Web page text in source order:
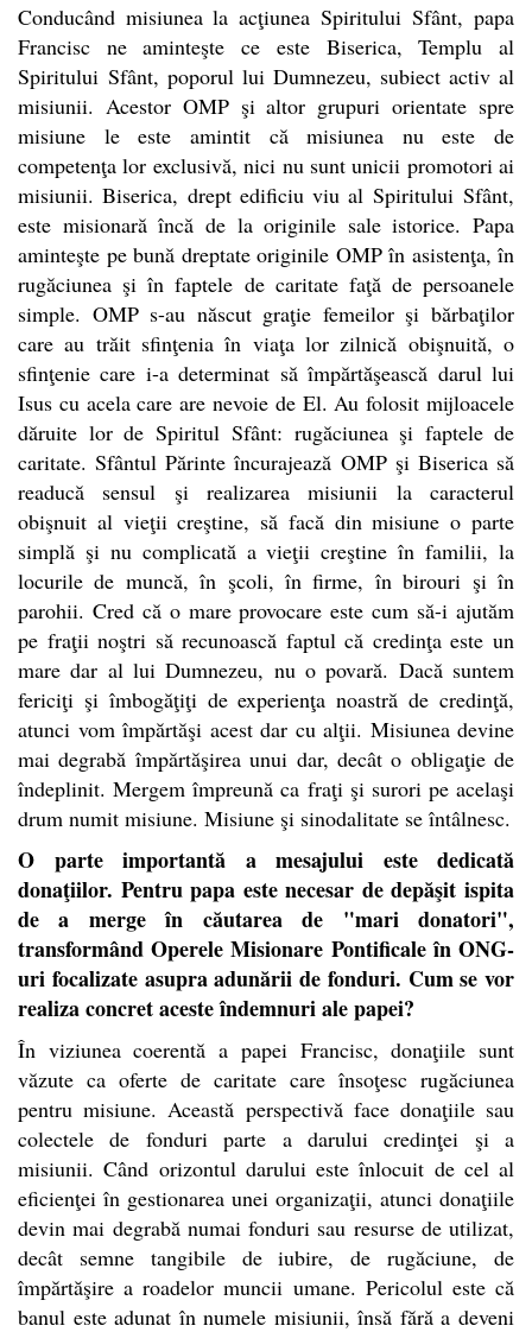
Conducând misiunea la acţiunea Spiritului Sfânt, papa
Francisc ne aminteşte ce este Biserica, Templu al
Spiritului Sfânt, poporul lui Dumnezeu, subiect activ al
misiunii. Acestor OMP şi altor grupuri orientate spre
misiune le este amintit că misiunea nu este de
competenţa lor exclusivă, nici nu sunt unicii promotori ai
misiunii. Biserica, drept edificiu viu al Spiritului Sfânt,
este misionară încă de la originile sale istorice. Papa
aminteşte pe bună dreptate originile OMP în asistenţa, în
rugăciunea şi în faptele de caritate faţă de persoanele
simple. OMP s-au născut graţie femeilor şi bărbaţilor
care au trăit sfinţenia în viaţa lor zilnică obişnuită, o
sfinţenie care i-a determinat să împărtăşească darul lui
Isus cu acela care are nevoie de El. Au folosit mijloacele
dăruite lor de Spiritul Sfânt: rugăciunea şi faptele de
caritate. Sfântul Părinte încurajează OMP şi Biserica să
readucă sensul şi realizarea misiunii la caracterul
obişnuit al vieţii creştine, să facă din misiune o parte
simplă şi nu complicată a vieţii creştine în familii, la
locurile de muncă, în şcoli, în firme, în birouri şi în
parohii. Cred că o mare provocare este cum să-i ajutăm
pe fraţii noştri să recunoască faptul că credinţa este un
mare dar al lui Dumnezeu, nu o povară. Dacă suntem
fericiţi şi îmbogăţiţi de experienţa noastră de credinţă,
atunci vom împărtăşi acest dar cu alţii. Misiunea devine
mai degrabă împărtăşirea unui dar, decât o obligaţie de
îndeplinit. Mergem împreună ca fraţi şi surori pe acelaşi
drum numit misiune. Misiune şi sinodalitate se întâlnesc.
O parte importantă a mesajului este dedicată
donaţiilor. Pentru papa este necesar de depăşit ispita
de a merge în căutarea de "mari donatori",
transformând Operele Misionare Pontificale în ONG-
uri focalizate asupra adunării de fonduri. Cum se vor
realiza concret aceste îndemnuri ale papei?
În viziunea coerentă a papei Francisc, donaţiile sunt
văzute ca oferte de caritate care însoţesc rugăciunea
pentru misiune. Această perspectivă face donaţiile sau
colectele de fonduri parte a darului credinţei şi a
misiunii. Când orizontul darului este înlocuit de cel al
eficienţei în gestionarea unei organizaţii, atunci donaţiile
devin mai degrabă numai fonduri sau resurse de utilizat,
decât semne tangibile de iubire, de rugăciune, de
împărtăşire a roadelor muncii umane. Pericolul este că
banul este adunat în numele misiunii, însă fără a deveni